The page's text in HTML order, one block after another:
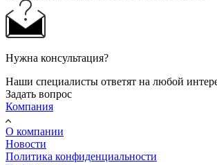
Нужна консультация?
Наши специалисты ответят на любой
Задать вопрос
Компания
О компании
Новости
Политика конфиденциальности